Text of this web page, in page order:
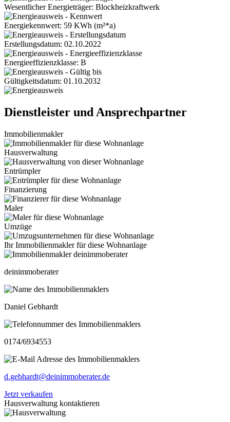
Wesentlicher Energieträger: Blockheizkraftwerk
Energiekennwert: 59 KWh (m²*a)
Erstellungsdatum: 02.10.2022
Energieeffizienzklasse: B
Gültigkeitsdatum: 01.10.2032
Dienstleister und Ansprechpartner
Immobilienmakler
Hausverwaltung
Entrümpler
Finanzierung
Maler
Umzüge
Ihr Immobilienmakler für diese Wohnanlage
deinimmoberater
Daniel Gebhardt
0174/6934553
d.gebhardt@deinimmoberater.de
Jetzt verkaufen
Hausverwaltung kontaktieren